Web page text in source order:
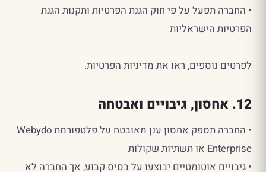
• החברה תפעל על פי חוק הגנת הפרטיות ותקנות הגנת
הפרטיות הישראליות
לפרטים נוספים, ראו את מדיניות הפרטיות.
12. אחסון, גיבויים ואבטחה
• החברה תספק אחסון ענן מאובטח על פלטפורמת Webydo
Enterprise או תשתיות שקולות
• גיבויים אוטומטיים יבוצעו על בסיס קבוע, אך החברה לא